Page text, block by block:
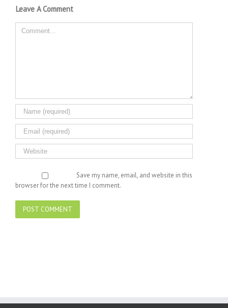
Leave A Comment
Comment
Save my name, email, and website in this
browser for the next time I comment.